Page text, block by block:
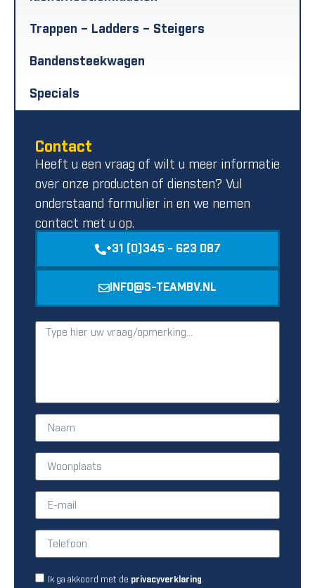
Trappen – Ladders – Steigers
Bandensteekwagen
Specials
Contact
Heeft u een vraag of wilt u meer informatie
over onze producten of diensten? Vul
onderstaand formulier in en we nemen
contact met u op.
+31 (0)345 - 623 087
INFO@S-TEAMBV.NL
Ik ga akkoord met de privacyverklaring